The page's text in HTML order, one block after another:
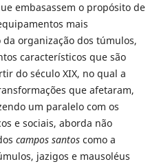
embasassem o propósito de
mais
organização dos túmulos,
característicos que são
do século XIX, no qual a
que afetaram,
um paralelo com os
e sociais, aborda não
campos santoscomo a
jazigos e mausoléus